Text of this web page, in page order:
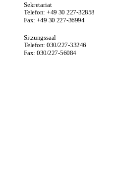
Sekretariat
Telefon: +49 30 227-32858
Fax: +49 30 227-36994
Sitzungssaal
Telefon: 030/227-33246
Fax: 030/227-56084